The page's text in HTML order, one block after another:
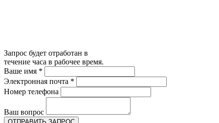
Запрос будет отработан в
течение часа в рабочее время.
Ваше имя *
Электронная почта *
Номер телефона
Ваш вопрос